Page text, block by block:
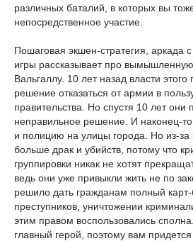
различных баталий, в которых вы
непосредственное участие.
Пошаговая экшен-стратегия, аркада
игры рассказывает про
Вальгаллу. 10 лет назад власти этого
решение отказаться от армии в
правительства. Но спустя 10 лет они
неправильное решение. И наконец-
и полицию на улицы города. Но из-за
больше драк и убийств, потому что
группировки никак не хотят
ведь они уже привыкли жить не по
решило дать гражданам полный
преступников, уничтожении
этим правом воспользовались
главный герой, поэтому вам